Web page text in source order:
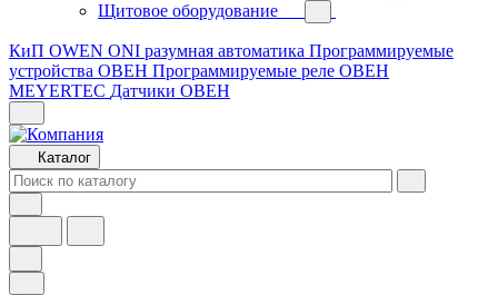
Щитовое оборудование
КиП OWEN ONI разумная автоматика Программируемые
устройства ОВЕН Программируемые реле ОВЕН
MEYERTEC Датчики ОВЕН
Каталог